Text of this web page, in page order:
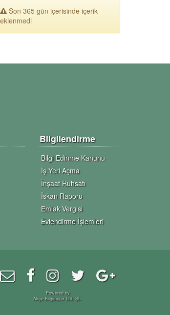
Son 365 gün içerisinde içerik
eklenmedi
Bilgilendirme
Bilgi Edinme Kanunu
İş Yeri Açma
İnşaat Ruhsatı
İskan Raporu
Emlak Vergisi
Evlendirme İşlemleri
Powered by
Akçe Bilgisayar Ltd. Şti.